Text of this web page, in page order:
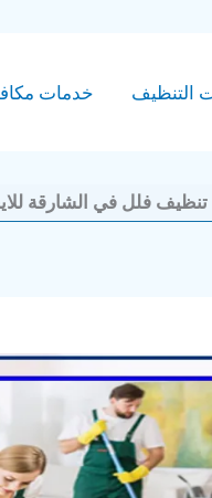
التنظيف خدمات
فلل في الشارقة للايجار